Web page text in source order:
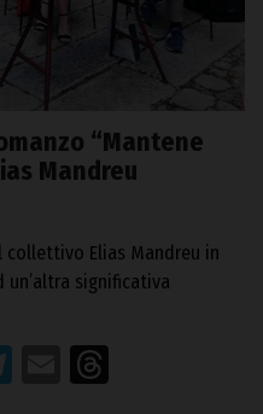
“Mantene
Mandreu
collettivo Elias Mandreu in
significativa
Telegram
Email